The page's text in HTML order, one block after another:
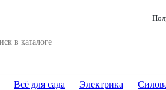
Всё для сада Электрика